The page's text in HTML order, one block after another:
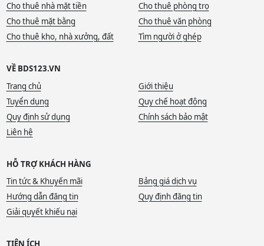
Cho thuê nhà mặt tiền
Cho thuê phòng trọ
Cho thuê mặt bằng
Cho thuê văn phòng
Cho thuê kho, nhà xưởng, đất
Tìm người ở ghép
VỀ BDS123.VN
Trang chủ
Giới thiệu
Tuyển dụng
Quy chế hoạt động
Quy định sử dụng
Chính sách bảo mật
Liên hệ
HỖ TRỢ KHÁCH HÀNG
Tin tức & Khuyến mãi
Bảng giá dịch vụ
Hướng dẫn đăng tin
Quy định đăng tin
Giải quyết khiếu nại
TIỆN ÍCH